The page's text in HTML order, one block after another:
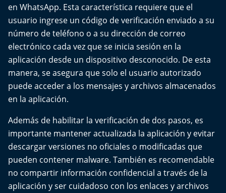
Del Fin del Mundo
Deportes
Conexión Digital
La Ruta del Pulsar
Impacto Tecnológico
Sesiones Dieciocheras
Expreso PM
en WhatsApp. Esta característica requiere que el
usuario ingrese un código de verificación enviado a su
número de teléfono o a su dirección de correo
electrónico cada vez que se inicia sesión en la
aplicación desde un dispositivo desconocido. De esta
manera, se asegura que solo el usuario autorizado
puede acceder a los mensajes y archivos almacenados
en la aplicación.
Además de habilitar la verificación de dos pasos, es
importante mantener actualizada la aplicación y evitar
descargar versiones no oficiales o modificadas que
pueden contener malware. También es recomendable
no compartir información confidencial a través de la
aplicación y ser cuidadoso con los enlaces y archivos